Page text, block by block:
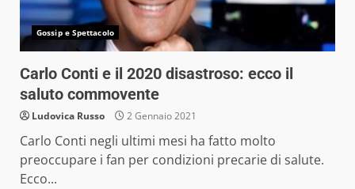
Gossip e Spettacolo
Carlo Conti e il 2020 disastroso: ecco il
saluto commovente
Ludovica Russo 2 Gennaio 2021
Carlo Conti negli ultimi mesi ha fatto molto
preoccupare i fan per condizioni precarie di salute.
Ecco...